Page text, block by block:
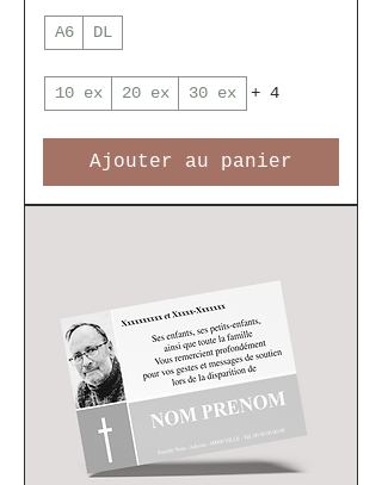
A6 DL
10 ex 20 ex 30 ex + 4
Ajouter au panier